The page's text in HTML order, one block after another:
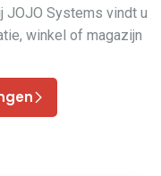
Systems vindt u
winkel of magazijn